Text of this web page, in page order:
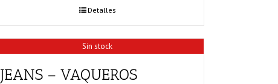
Detalles
Sin stock
JEANS – VAQUEROS